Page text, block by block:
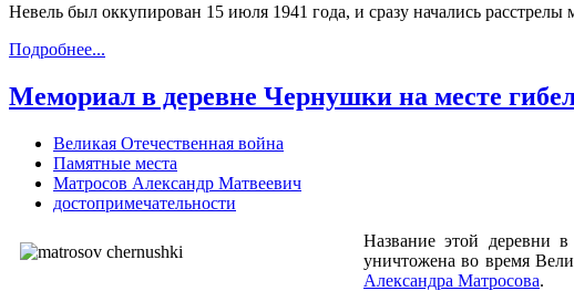
Невель был оккупирован 15 июля 1941 года, и сразу начались
Подробнее...
Мемориал в деревне Чернушки на месте
Великая Отечественная война
Памятные места
Матросов Александр Матвеевич
достопримечательности
Название этой деревни
уничтожена во время
Александра Матросова.